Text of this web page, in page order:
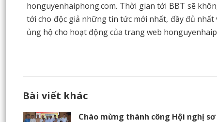
honguyenhaiphong.com. Thời gian tới BBT sẽ
tới cho độc giả những tin tức mới nhất, đầy đủ
ủng hộ cho hoạt động của trang web
Bài viết khác
Chào mừng thành công Hội nghị